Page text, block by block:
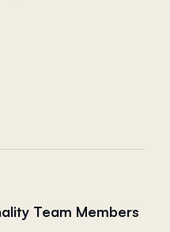
Team Members